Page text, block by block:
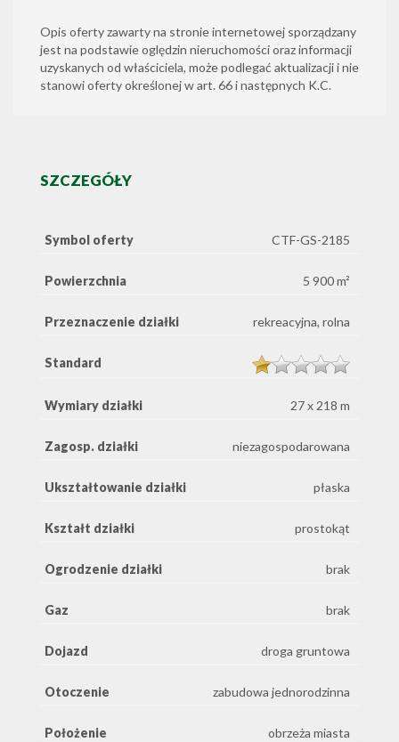
Opis oferty zawarty na stronie internetowej sporządzany
jest na podstawie oględzin nieruchomości oraz informacji
uzyskanych od właściciela, może podlegać aktualizacji i nie
stanowi oferty określonej w art. 66 i następnych K.C.
SZCZEGÓŁY
Symbol oferty CTF-GS-2185
Powierzchnia 5 900 m²
Przeznaczenie działki rekreacyjna, rolna
Standard
Wymiary działki 27 x 218 m
Zagosp. działki niezagospodarowana
Ukształtowanie działki płaska
Kształt działki prostokąt
Ogrodzenie działki brak
Gaz brak
Dojazd droga gruntowa
Otoczenie zabudowa jednorodzinna
Położenie obrzeża miasta